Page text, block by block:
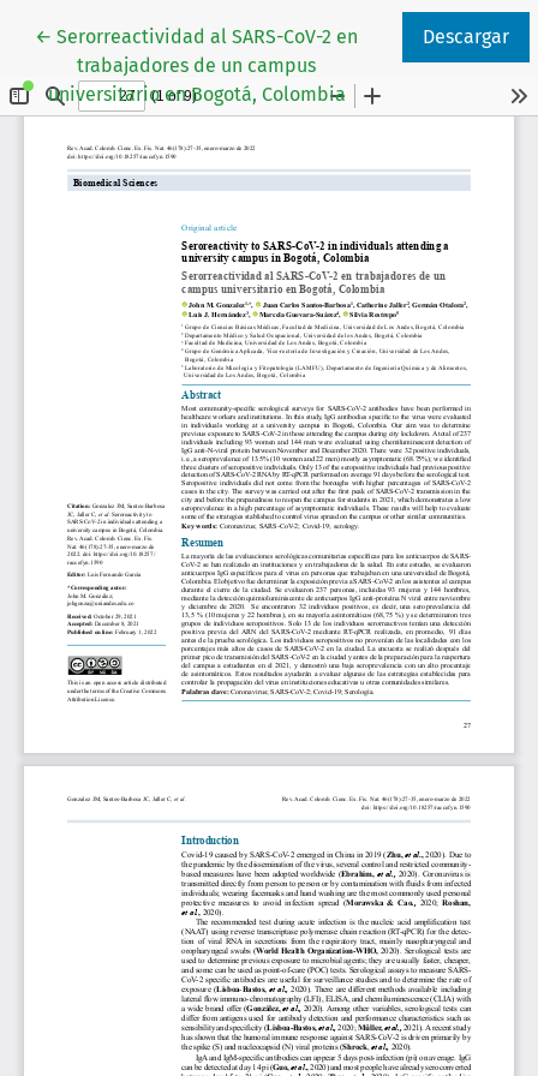
←Volver a los detalles del artículo
Serorreactividad al SARS-CoV-2 en
trabajadores de un campus
universitario en Bogotá, Colombia
Descargar